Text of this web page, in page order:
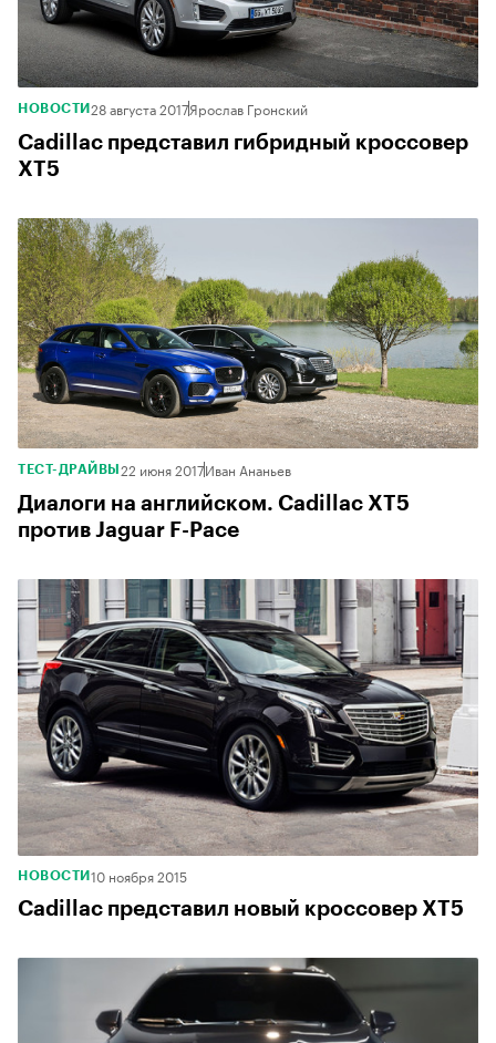
НОВОСТИ 28 августа 2017Ярослав Гронский
Cadillac представил гибридный кроссовер
XT5
ТЕСТ-ДРАЙВЫ 22 июня 2017Иван Ананьев
Диалоги на английском. Cadillac XT5
против Jaguar F-Pace
НОВОСТИ 10 ноября 2015
Cadillac представил новый кроссовер XT5